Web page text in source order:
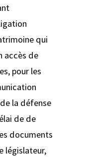
qui
accès de
pour les
la défense
de de
documents
législateur,